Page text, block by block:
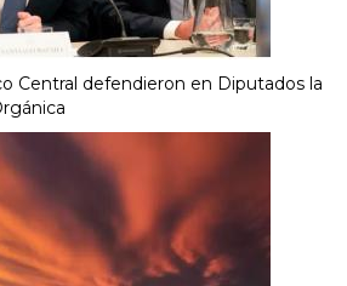
Central defendieron en Diputados la